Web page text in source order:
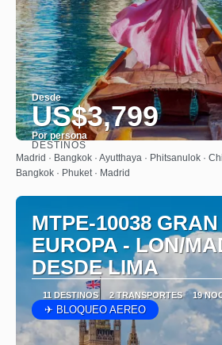
Desde
US$3,799
Por persona
Ver
DESTINOS
Madrid · Bangkok · Ayutthaya · Phitsanulok ·
Bangkok · Phuket · Madrid
MTPE-10038
EUROPA - LON/
DESDE LIMA
11 DESTINOS 2 TRANSPORTES 19
✈ BLOQUEO AEREO